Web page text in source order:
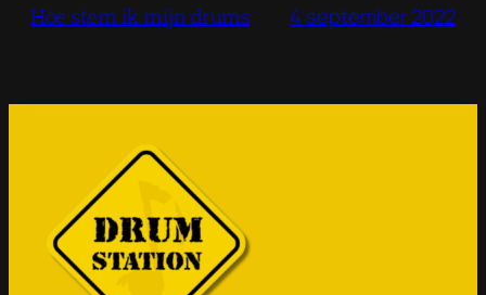
Hoe stem ik mijn drums 4 september 2022